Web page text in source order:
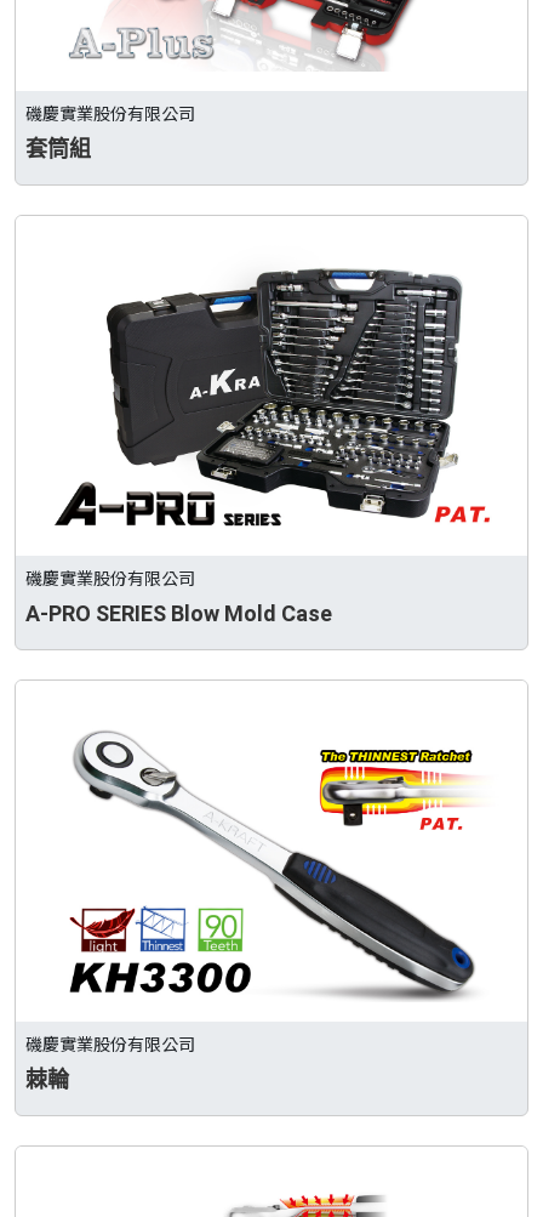
磯慶實業股份有限公司
套筒組
磯慶實業股份有限公司
A-PRO SERIES Blow Mold Case
磯慶實業股份有限公司
棘輪